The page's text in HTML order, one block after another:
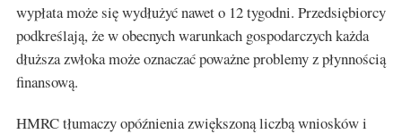
wypłata może się wydłużyć nawet o 12 tygodni. Przedsiębiorcy
podkreślają, że w obecnych warunkach gospodarczych każda
dłuższa zwłoka może oznaczać poważne problemy z płynnością
finansową.
HMRC tłumaczy opóźnienia zwiększoną liczbą wniosków i